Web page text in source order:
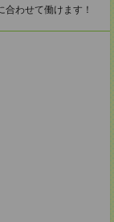
わせて働けます！